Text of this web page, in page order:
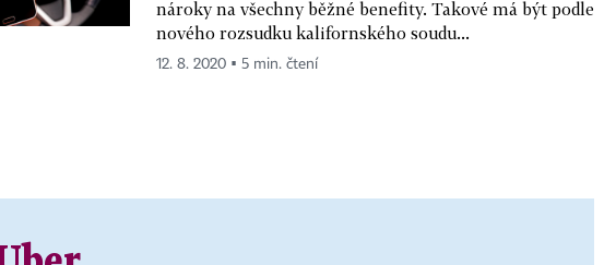
nároky na všechny běžné benefity. Takové má být podle
nového rozsudku kalifornského soudu...
12. 8. 2020 ▪ 5 min. čtení